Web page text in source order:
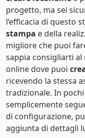
progetto, ma sei
l’efficacia di questo
stampa e della
migliore che puoi
sappia consigliarti al
online dove puoi
ricevendo la stessa
tradizionale. In
semplicemente
di configurazione,
aggiunta di dettagli